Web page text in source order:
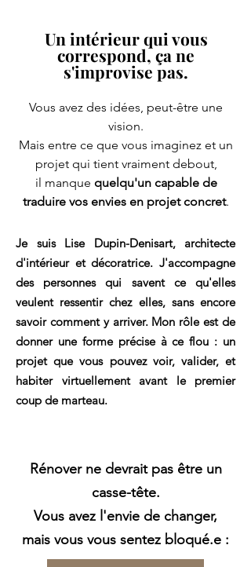
Un intérieur qui vous
correspond, ça ne
s'improvise pas.
Vous avez des idées, peut-être une
vision.
Mais entre ce que vous imaginez et un
projet qui tient vraiment debout,
il manque quelqu'un capable de
traduire vos envies en projet concret.
Je suis Lise Dupin-Denisart, architecte
d'intérieur et décoratrice. J'accompagne
des personnes qui savent ce qu'elles
veulent ressentir chez elles, sans encore
savoir comment y arriver. Mon rôle est de
donner une forme précise à ce flou : un
projet que vous pouvez voir, valider, et
habiter virtuellement avant le premier
coup de marteau.
Rénover ne devrait pas être un
casse-tête.
Vous avez l'envie de changer,
mais vous vous sentez bloqué.e :